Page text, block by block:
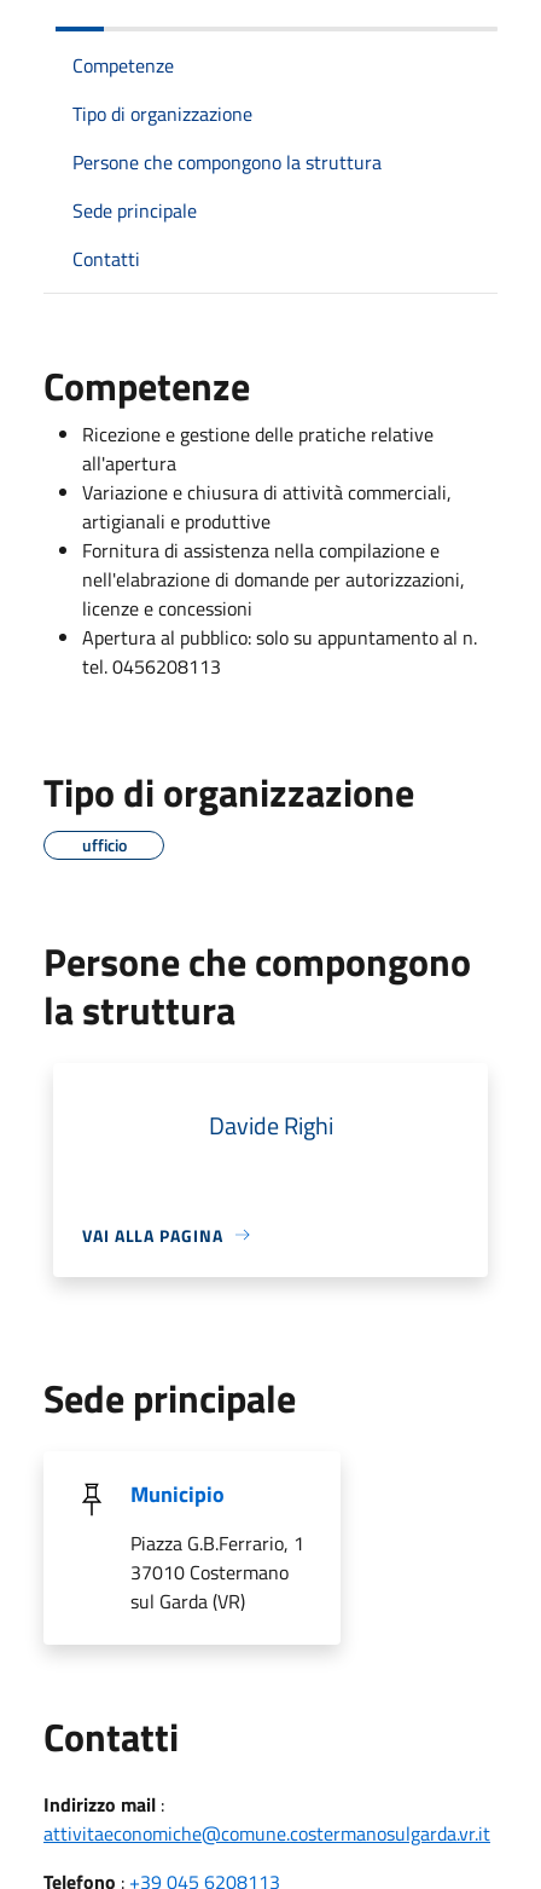
Competenze
Tipo di organizzazione
Persone che compongono la struttura
Sede principale
Contatti
Competenze
Ricezione e gestione delle pratiche relative
all'apertura
Variazione e chiusura di attività commerciali,
artigianali e produttive
Fornitura di assistenza nella compilazione e
nell'elabrazione di domande per autorizzazioni,
licenze e concessioni
Apertura al pubblico: solo su appuntamento al n.
tel. 0456208113
Tipo di organizzazione
ufficio
Persone che compongono
la struttura
Davide Righi
VAI ALLA PAGINA
Sede principale
Municipio
Piazza G.B.Ferrario, 1
37010 Costermano
sul Garda (VR)
Contatti
Indirizzo mail :
attivitaeconomiche@comune.costermanosulgarda.vr.it
Telefono : +39 045 6208113